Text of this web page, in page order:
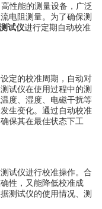
性能的测量设备，广泛
电阻测量。为了确保测
试仪进行定期自动校准
定的校准周期，自动对
试仪在使用过程中的测
度、湿度、电磁干扰等
生变化。通过自动校准
保其在最佳状态下工
试仪进行校准操作。合
性，又能降低校准成
测试仪的使用情况、测